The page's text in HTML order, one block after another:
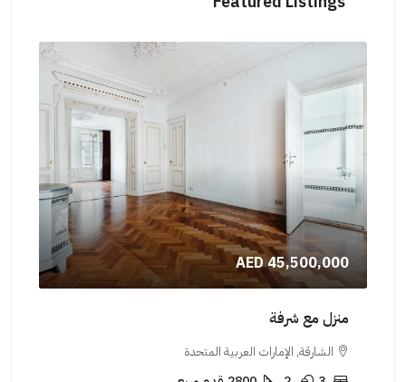
AED 45,500,000
منزل مع شرفة
الشارقة, الإمارات العربية المتحدة